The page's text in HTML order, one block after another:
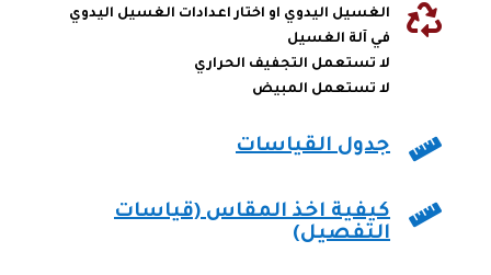

الغسيل اليدوي او اختار اعدادات الغسيل اليدوي
في آلة الغسيل
لا تستعمل التجفيف الحراري
لا تستعمل المبيض
 جدول القياسات

كيفية اخذ المقاس (قياسات
التفصيل)